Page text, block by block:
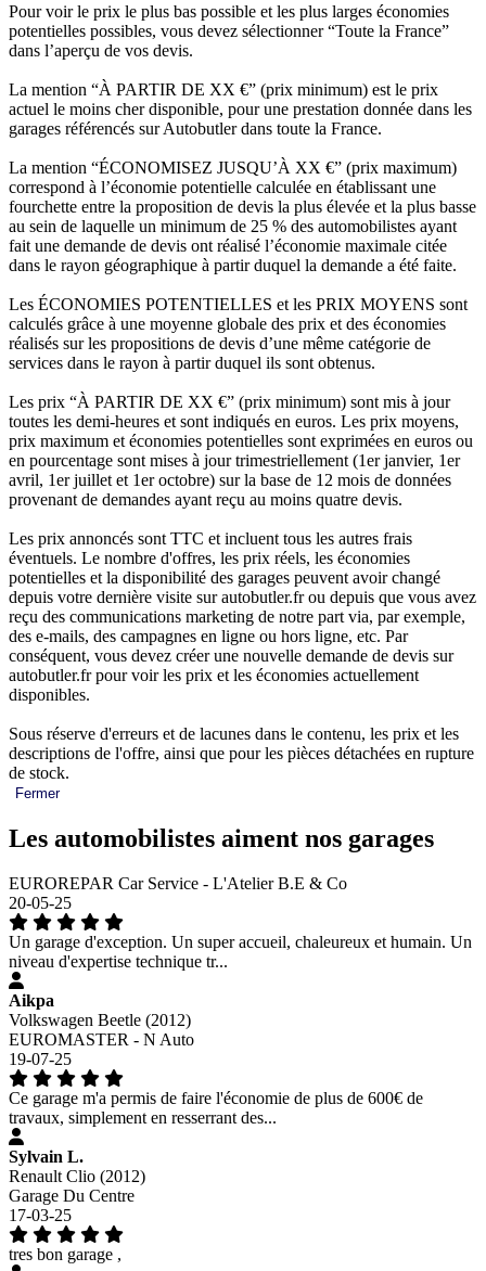
Pour voir le prix le plus bas possible et les plus larges économies
potentielles possibles, vous devez sélectionner “Toute la France”
dans l’aperçu de vos devis.
La mention “À PARTIR DE XX €” (prix minimum) est le prix
actuel le moins cher disponible, pour une prestation donnée dans les
garages référencés sur Autobutler dans toute la France.
La mention “ÉCONOMISEZ JUSQU’À XX €” (prix maximum)
correspond à l’économie potentielle calculée en établissant une
fourchette entre la proposition de devis la plus élevée et la plus basse
au sein de laquelle un minimum de 25 % des automobilistes ayant
fait une demande de devis ont réalisé l’économie maximale citée
dans le rayon géographique à partir duquel la demande a été faite.
Les ÉCONOMIES POTENTIELLES et les PRIX MOYENS sont
calculés grâce à une moyenne globale des prix et des économies
réalisés sur les propositions de devis d’une même catégorie de
services dans le rayon à partir duquel ils sont obtenus.
Les prix “À PARTIR DE XX €” (prix minimum) sont mis à jour
toutes les demi-heures et sont indiqués en euros. Les prix moyens,
prix maximum et économies potentielles sont exprimées en euros ou
en pourcentage sont mises à jour trimestriellement (1er janvier, 1er
avril, 1er juillet et 1er octobre) sur la base de 12 mois de données
provenant de demandes ayant reçu au moins quatre devis.
Les prix annoncés sont TTC et incluent tous les autres frais
éventuels. Le nombre d'offres, les prix réels, les économies
potentielles et la disponibilité des garages peuvent avoir changé
depuis votre dernière visite sur autobutler.fr ou depuis que vous avez
reçu des communications marketing de notre part via, par exemple,
des e-mails, des campagnes en ligne ou hors ligne, etc. Par
conséquent, vous devez créer une nouvelle demande de devis sur
autobutler.fr pour voir les prix et les économies actuellement
disponibles.
Sous réserve d'erreurs et de lacunes dans le contenu, les prix et les
descriptions de l'offre, ainsi que pour les pièces détachées en rupture
de stock.
Fermer
Les automobilistes aiment nos garages
EUROREPAR Car Service - L'Atelier B.E & Co
20-05-25
Un garage d'exception. Un super accueil, chaleureux et humain. Un
niveau d'expertise technique tr...
Aikpa
Volkswagen Beetle (2012)
EUROMASTER - N Auto
19-07-25
Ce garage m'a permis de faire l'économie de plus de 600€ de
travaux, simplement en resserrant des...
Sylvain L.
Renault Clio (2012)
Garage Du Centre
17-03-25
tres bon garage ,